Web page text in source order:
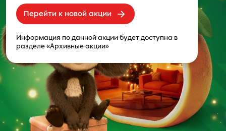
Перейти к новой акции
Информация по данной акции будет доступна в
разделе «Архивные акции»